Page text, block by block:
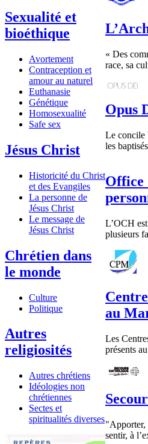
Sexualité et
bioéthique
Avortement
Contraception et
amour au naturel
Euthanasie
Génétique
Homosexualité
Safe sex
Jésus Christ
Historicité du Christ
et des Evangiles
La personne de
Jésus Christ
Le message de
Jésus Christ
Chrétien dans
le monde
Culture
Politique
Autres
religiosités
Autres chrétiens
Idéologies non
chrétiennes
Sectes et
spiritualités diverses
« Des
race, sa
Opus
Le concile
les
Office
L’OCH
plusieurs
au
Les
présents
"Apporter,
sentir, à